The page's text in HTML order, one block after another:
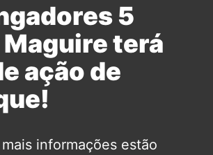
5
terá
ação de
informações estão